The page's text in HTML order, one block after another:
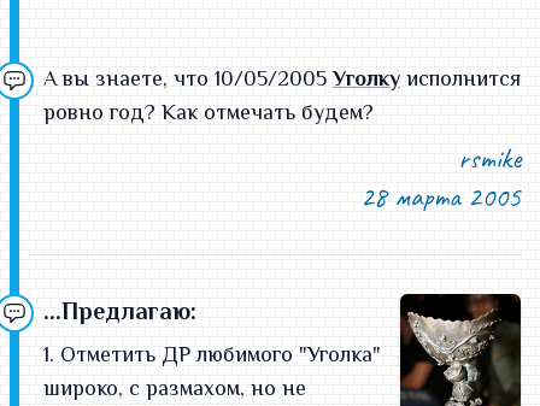
А вы знаете, что 10/05/2005Уголку исполнится
ровно год? Как отмечать будем?
rsmike
28 марта 2005
...Предлагаю:
1. Отметить ДР любимого "Уголка"
широко, с размахом, но не